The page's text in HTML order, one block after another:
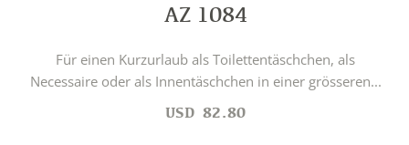
AZ 1084
Für einen Kurzurlaub als Toilettentäschchen, als
Necessaire oder als Innentäschchen in einer grösseren...
USD 82.80